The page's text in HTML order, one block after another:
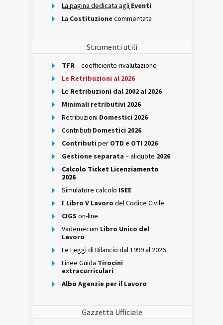
La pagina dedicata agli Eventi
La Costituzione commentata
Strumenti utili
TFR– coefficiente rivalutazione
Le Retribuzioni al 2026
Le Retribuzioni dal 2002 al 2026
Minimali retributivi 2026
Retribuzioni Domestici 2026
Contributi Domestici 2026
Contributi per OTD e OTI 2026
Gestione separata – aliquote 2026
Calcolo Ticket Licenziamento
2026
Simulatore calcolo ISEE
Il Libro V Lavoro del Codice Civile
CIGS on-line
Vademecum Libro Unico del
Lavoro
Le Leggi di Bilancio dal 1999 al 2026
Linee Guida Tirocini
extracurriculari
Albo Agenzie per il Lavoro
Gazzetta Ufficiale